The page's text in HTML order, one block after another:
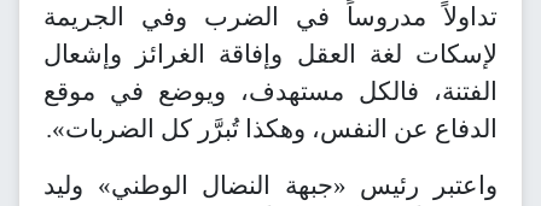
تداولاً مدروساً في الضرب وفي الجريمة
لإسكات لغة العقل وإفاقة الغرائز وإشعال
الفتنة، فالكل مستهدف، ويوضع في موقع
الدفاع عن النفس، وهكذا تُبرَّر كل الضربات».
واعتبر رئيس «جبهة النضال الوطني» وليد